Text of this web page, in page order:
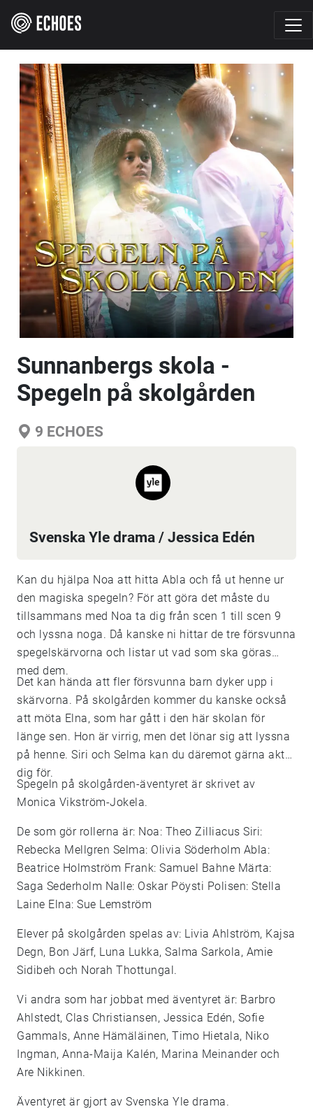
Sunnanbergs skola -
Spegeln på skolgården
9 ECHOES
Svenska Yle drama / Jessica Edén
Kan du hjälpa Noa att hitta Abla och få ut henne ur
den magiska spegeln? För att göra det måste du
tillsammans med Noa ta dig från scen 1 till scen 9
och lyssna noga. Då kanske ni hittar de tre försvunna
spegelskärvorna och listar ut vad som ska göras
med dem.
Det kan hända att fler försvunna barn dyker upp i
skärvorna. På skolgården kommer du kanske också
att möta Elna, som har gått i den här skolan för
länge sen. Hon är virrig, men det lönar sig att lyssna
på henne. Siri och Selma kan du däremot gärna akta
dig för.
Spegeln på skolgården-äventyret är skrivet av
Monica Vikström-Jokela.
De som gör rollerna är: Noa: Theo Zilliacus Siri:
Rebecka Mellgren Selma: Olivia Söderholm Abla:
Beatrice Holmström Frank: Samuel Bahne Märta:
Saga Sederholm Nalle: Oskar Pöysti Polisen: Stella
Laine Elna: Sue Lemström
Elever på skolgården spelas av: Livia Ahlström, Kajsa
Degn, Bon Järf, Luna Lukka, Salma Sarkola, Amie
Sidibeh och Norah Thottungal.
Vi andra som har jobbat med äventyret är: Barbro
Ahlstedt, Clas Christiansen, Jessica Edén, Sofie
Gammals, Anne Hämäläinen, Timo Hietala, Niko
Ingman, Anna-Maija Kalén, Marina Meinander och
Are Nikkinen.
Äventyret är gjort av Svenska Yle drama.